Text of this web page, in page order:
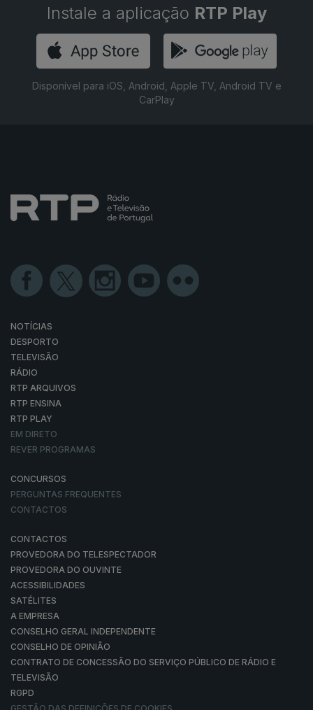
Instale a aplicação RTP Play
Disponível para iOS, Android, Apple TV, Android TV e
CarPlay
NOTÍCIAS
DESPORTO
TELEVISÃO
RÁDIO
RTP ARQUIVOS
RTP ENSINA
RTP PLAY
EM DIRETO
REVER PROGRAMAS
CONCURSOS
PERGUNTAS FREQUENTES
CONTACTOS
CONTACTOS
PROVEDORA DO TELESPECTADOR
PROVEDORA DO OUVINTE
ACESSIBILIDADES
SATÉLITES
A EMPRESA
CONSELHO GERAL INDEPENDENTE
CONSELHO DE OPINIÃO
CONTRATO DE CONCESSÃO DO SERVIÇO PÚBLICO DE RÁDIO E
TELEVISÃO
RGPD